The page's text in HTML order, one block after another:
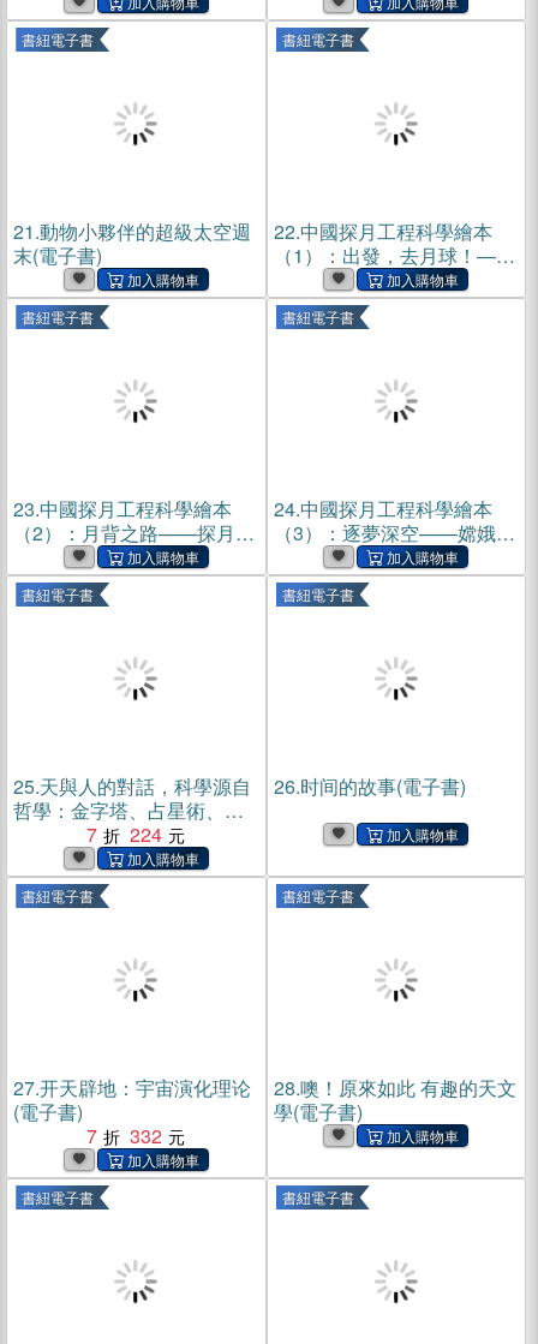
書)
書紐電子書
21.動物小夥伴的超級太空週
末(電子書)
書紐電子書
22.中國探月工程科學繪本
（1）：出發，去月球！——
探月夢啟航(電子書)
書紐電子書
23.中國探月工程科學繪本
（2）：月背之路——探月工
程的突破(電子書)
書紐電子書
24.中國探月工程科學繪本
（3）：逐夢深空——嫦娥五
號攬月回(電子書)
書紐電子書
25.天與人的對話，科學源自
哲學：金字塔、占星術、二
十四節氣……天文學與哲學
的交織，構建出令人嘆為觀
止的古代高科技(電子書)
7 224
書紐電子書
26.时间的故事(電子書)
書紐電子書
27.开天辟地：宇宙演化理论
(電子書)
7
332
書紐電子書
28.噢！原來如此 有趣的天文
學(電子書)
書紐電子書 書紐電子書